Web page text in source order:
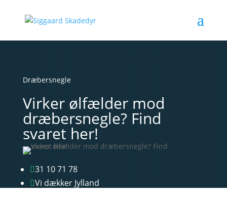
Dræbersnegle
Virker ølfælder mod
dræbersnegle? Find
svaret her!
31 10 71 78
Vi dækker Jylland